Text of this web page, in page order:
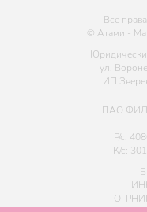
Все
© Атами -
ул.
ИП
ПАО
Р/с:
К/с: